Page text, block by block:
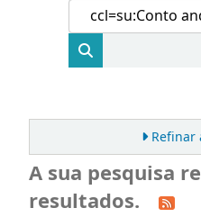
Refinar
A sua pesquisa
resultados.